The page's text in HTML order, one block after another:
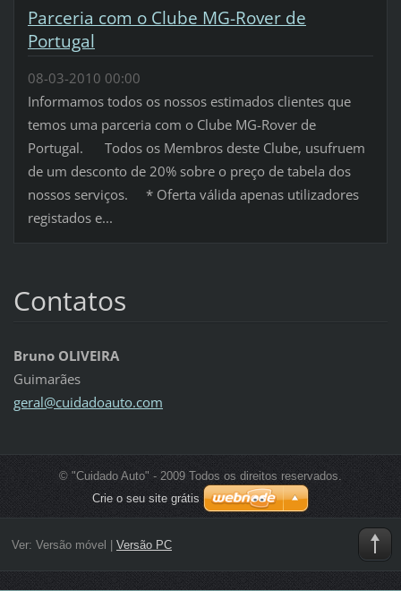
Parceria com o Clube MG-Rover de
Portugal
08-03-2010 00:00
Informamos todos os nossos estimados clientes que
temos uma parceria com o Clube MG-Rover de
Portugal. Todos os Membros deste Clube, usufruem
de um desconto de 20% sobre o preço de tabela dos
nossos serviços. * Oferta válida apenas utilizadores
registados e...
Contatos
Bruno OLIVEIRA
Guimarães
geral@cuidadoauto.com
© "Cuidado Auto" - 2009 Todos os direitos reservados.
Crie o seu site grátis
Ver: Versão móvel Versão PC